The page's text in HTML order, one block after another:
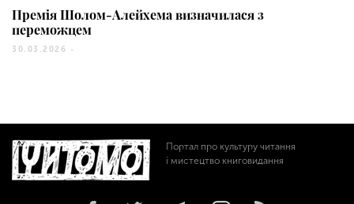
Премія Шолом-Алейхема визначилася з
переможцем
30.03.2026 -
Портал про культуру читання
і мистецтво книговидання